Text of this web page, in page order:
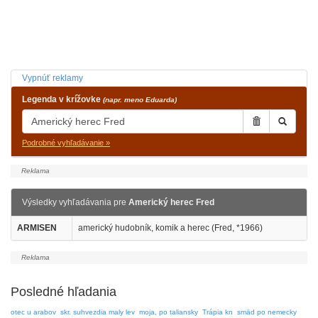
Vypnúť reklamy
Legenda v krížovke (napr. meno Eduarda)
Podrobné vyhľadávanie »
Výsledky vyhľadávania pre Americký herec Fred
ARMISEN americký hudobník, komik a herec (Fred, *1966)
Posledné hľadania
otec u arabov skr. suhvezdia maly lev moja, po taliansky Trápia kn smäd po nemecky